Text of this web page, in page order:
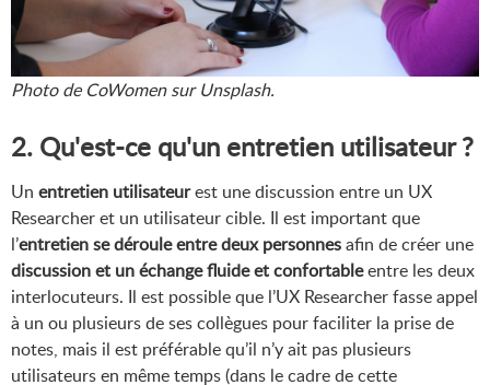
Photo de CoWomen sur Unsplash.
2. Qu'est-ce qu'un entretien utilisateur ?
Un entretien utilisateurest une discussion entre un UX
Researcher et un utilisateur cible. Il est important que
l’entretien se déroule entre deux personnesafin de créer une
discussion et un échange fluide et confortableentre les deux
interlocuteurs. Il est possible que l’UX Researcher fasse appel
à un ou plusieurs de ses collègues pour faciliter la prise de
notes, mais il est préférable qu’il n’y ait pas plusieurs
utilisateurs en même temps (dans le cadre de cette